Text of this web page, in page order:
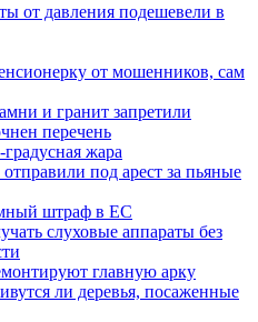
от давления подешевели в
от мошенников, сам
и гранит запретили
перечень
жара
под арест за пьяные
штраф в ЕС
слуховые аппараты без
главную арку
ли деревья, посаженные